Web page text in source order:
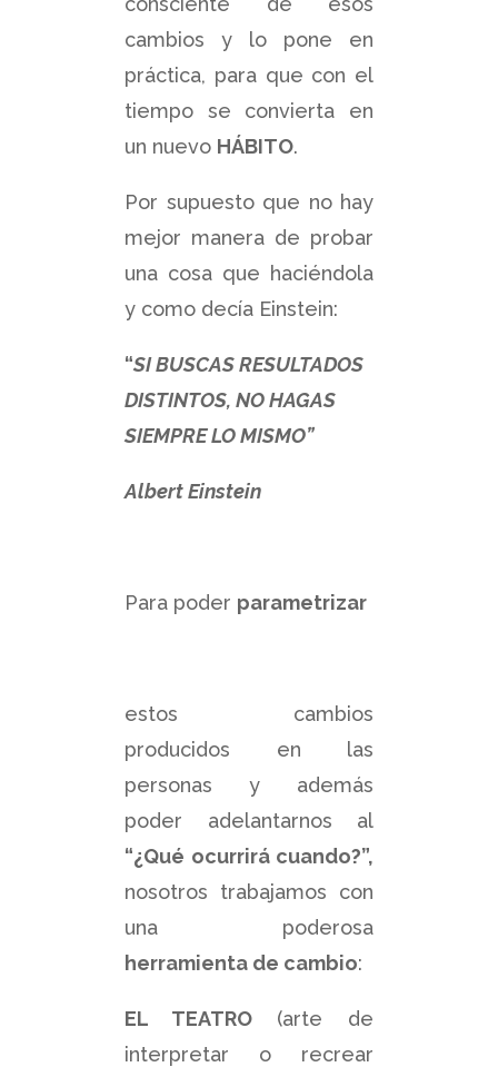
cambios y lo pone en
práctica, para que con el
tiempo se convierta en
un nuevo HÁBITO.
Por supuesto que no hay
mejor manera de probar
una cosa que haciéndola
y como decía Einstein:
“SI BUSCAS RESULTADOS
DISTINTOS, NO HAGAS
SIEMPRE LO MISMO”
Albert Einstein
Para poder parametrizar
estos cambios
producidos en las
personas y además
poder adelantarnos al
“¿Qué ocurrirá cuando?”,
nosotros trabajamos con
una poderosa
herramienta de cambio:
EL TEATRO(arte de
interpretar o recrear